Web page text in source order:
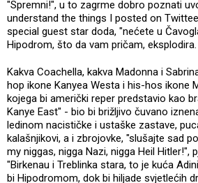
"Spremni!", u to zagrme dobro poznati
understand the things I posted on
special guest star doda, "nećete u
Hipodrom, što da vam pričam, eksplodira.
Kakva Coachella, kakva Madonna i
hop ikone Kanyea Westa i his-hos ikone
kojega bi američki reper predstavio kao
Kanye East" - bio bi brižljivo čuvano
ledinom nacističke i ustaške zastave,
kalašnjikovi, a i zbrojovke, "slušajte sad
my niggas, nigga Nazi, nigga Heil Hitler!",
"Birkenau i Treblinka stara, to je kuća
bi Hipodromom, dok bi hiljade svjetlećih